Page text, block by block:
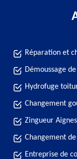
Réparation et
Démoussage
Hydrofuge
Changement
Zingueur
Changement
Entreprise de